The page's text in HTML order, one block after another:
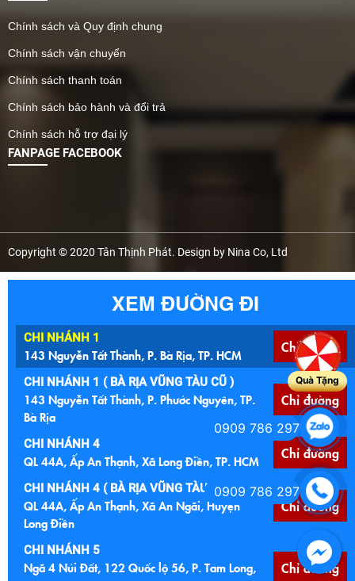
Chính sách và Quy định chung
Chính sách vận chuyển
Chính sách thanh toán
Chính sách bảo hành và đổi trả
Chính sách hỗ trợ đại lý
FANPAGE FACEBOOK
Copyright © 2020 Tân Thịnh Phát. Design by Nina Co, Ltd
XEM ĐƯỜNG ĐI
CHI NHÁNH 1
143 Nguyễn Tất Thành, P. Bà Rịa, TP. HCM Chỉ đường
CHI NHÁNH 1 ( BÀ RỊA VŨNG TÀU CŨ )
143 Nguyễn Tất Thành, P. Phước Nguyên, TP.
Bà Rịa
Chỉ đường
CHI NHÁNH 4
QL 44A, Ấp An Thạnh, Xã Long Điền, TP. HCM Chỉ đường
CHI NHÁNH 4 ( BÀ RỊA VŨNG TÀU )
QL 44A, Ấp An Thạnh, Xã An Ngãi, Huyện
Long Điền
Chỉ đường
CHI NHÁNH 5
Ngã 4 Núi Đất, 122 Quốc lộ 56, P. Tam Long,
Chỉ đường
Quà Tặng
0909 786 297
0909 786 297